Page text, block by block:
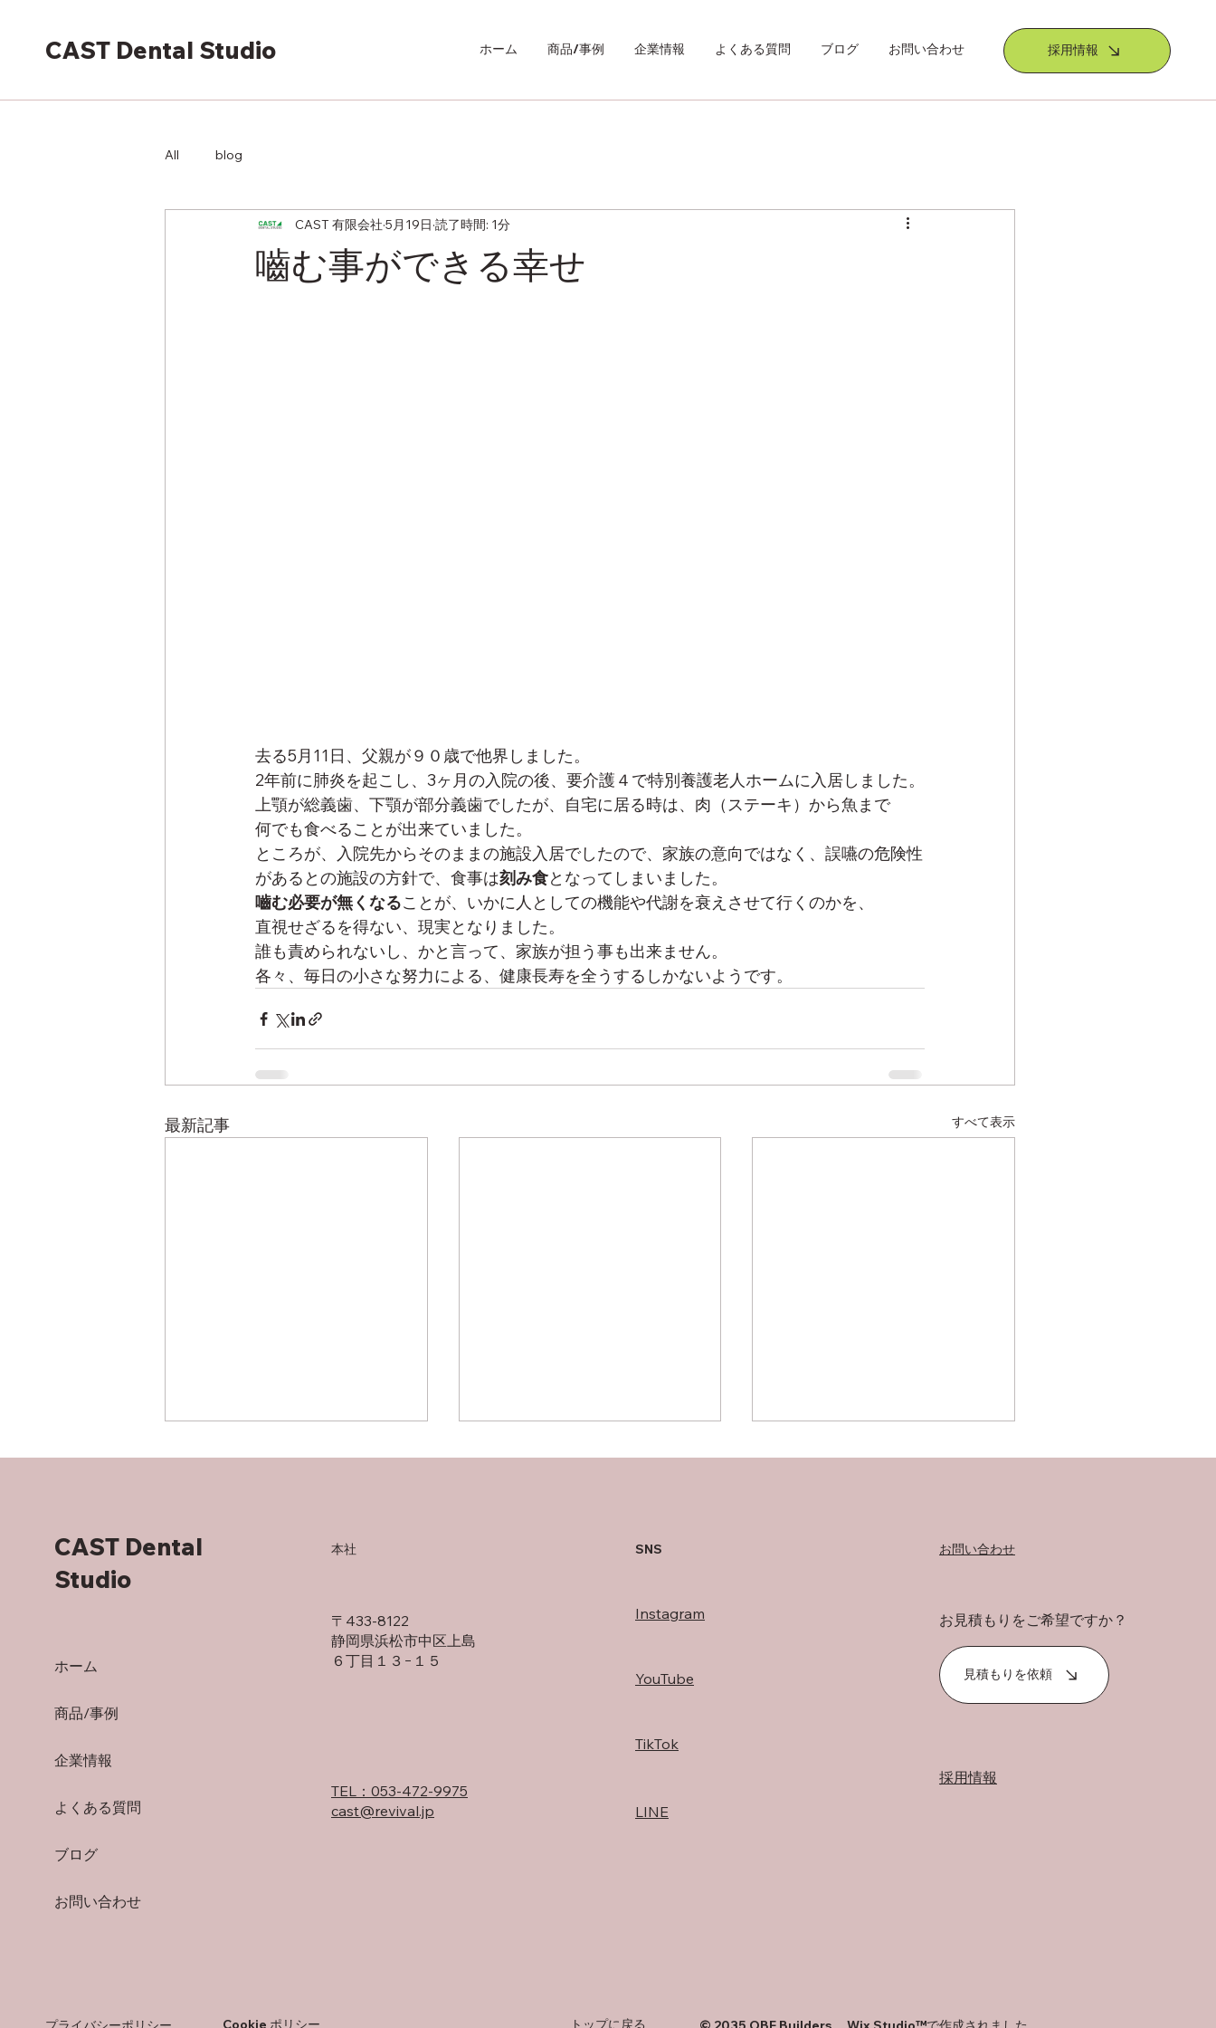
CAST Dental Studio 採用情報
ホーム 商品/事例 企業情報 よくある質問 ブログ お問い合わせ
All blog
嚙む事ができる幸せ
CAST 有限会社 5月19日 読了時間: 1分
去る5月11日、父親が９０歳で他界しました。
2年前に肺炎を起こし、3ヶ月の入院の後、要介護４で特別養護老人ホームに入居しました。
上顎が総義歯、下顎が部分義歯でしたが、自宅に居る時は、肉（ステーキ）から魚まで
何でも食べることが出来ていました。
ところが、入院先からそのままの施設入居でしたので、家族の意向ではなく、誤嚥の危険性
があるとの施設の方針で、食事は刻み食となってしまいました。
嚙む必要が無くなることが、いかに人としての機能や代謝を衰えさせて行くのかを、
直視せざるを得ない、現実となりました。
誰も責められないし、かと言って、家族が担う事も出来ません。
各々、毎日の小さな努力による、健康長寿を全うするしかないようです。
最新記事 すべて表示
タラントのたとえ
ホーム
商品/事例
企業情報
よくある質問
ブログ
お問い合わせ
CAST Dental
Studio
TEL：053-472-9975
cast@revival.jp
〒433-8122
静岡県浜松市中区上島
６丁目１３−１５
本社 SNS
Instagram
YouTube
TikTok
LINE
採用情報
見積もりを依頼
お見積もりをご希望ですか？
お問い合わせ
トップに戻る
Cookie ポリシー